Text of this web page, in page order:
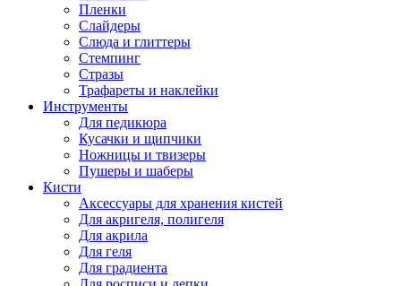
Пленки
Слайдеры
Слюда и глиттеры
Стемпинг
Стразы
Трафареты и наклейки
Инструменты
Для педикюра
Кусачки и щипчики
Ножницы и твизеры
Пушеры и шаберы
Кисти
Аксессуары для хранения кистей
Для акригеля, полигеля
Для акрила
Для геля
Для градиента